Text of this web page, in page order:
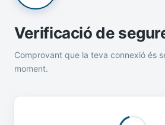
Verificació de
Comprovant que la teva connexió és
moment.